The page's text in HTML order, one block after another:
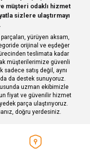
müşteri odaklı hizmet
sizlere ulaştırmayı
yürüyen aksam,
orijinal ve eşdeğer
teslimata kadar
müşterilerimize güvenli
sadece satış değil, aynı
da destek sunuyoruz.
uzman ekibimizle
fiyat ve güvenilir hizmet
parça ulaştırıyoruz.
doğru yerdesiniz.